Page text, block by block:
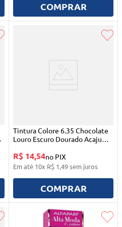
COMPRAR
Tintura Colore 6.35 Chocolate
Louro Escuro Dourado Acaju
R$ 14,54no PIX
Em até 10x R$ 1,49sem juros
COMPRAR